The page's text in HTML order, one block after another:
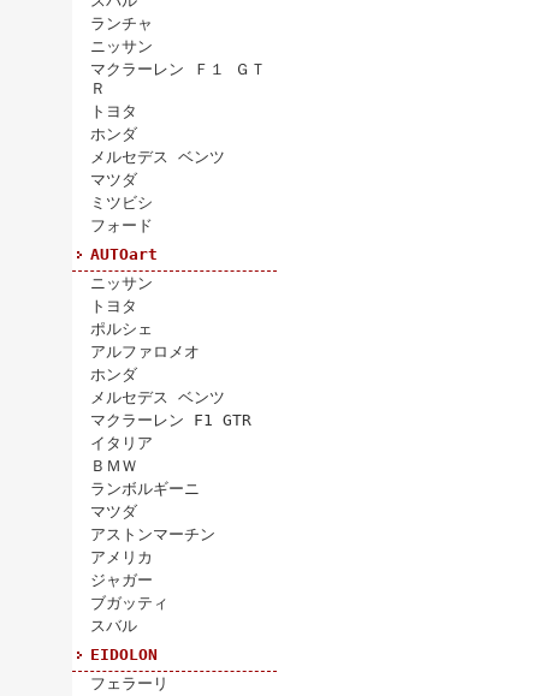
ランチャ
ニッサン
マクラーレン Ｆ１ ＧＴ
Ｒ
トヨタ
ホンダ
メルセデス ベンツ
マツダ
ミツビシ
フォード
AUTOart
ニッサン
トヨタ
ポルシェ
アルファロメオ
ホンダ
メルセデス ベンツ
マクラーレン F1 GTR
イタリア
ＢＭＷ
ランボルギーニ
マツダ
アストンマーチン
アメリカ
ジャガー
ブガッティ
スバル
EIDOLON
フェラーリ